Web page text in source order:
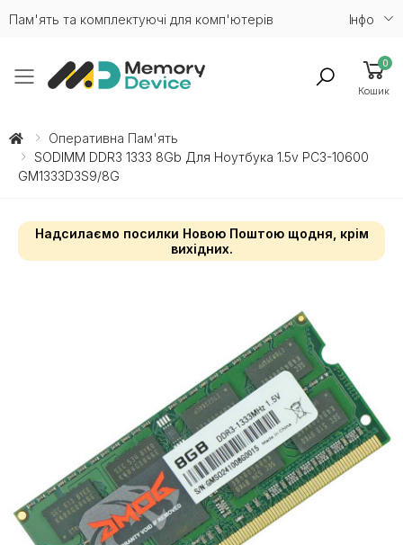
Пам'ять та комплектуючі для комп'ютерів Iнфо
Toggle mobile menu
0
Кошик
Оперативна Пам'ять
SODIMM DDR3 1333 8Gb Для Ноутбука 1.5v PC3-10600
GM1333D3S9/8G
Надсилаємо посилки Новою Поштою щодня, крім
вихідних.